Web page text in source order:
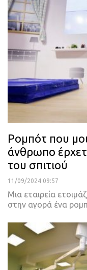
Ρομπότ που
άνθρωπο
του σπιτιού
11/09/2024 09:57
Μια εταιρεία
στην αγορά ένα